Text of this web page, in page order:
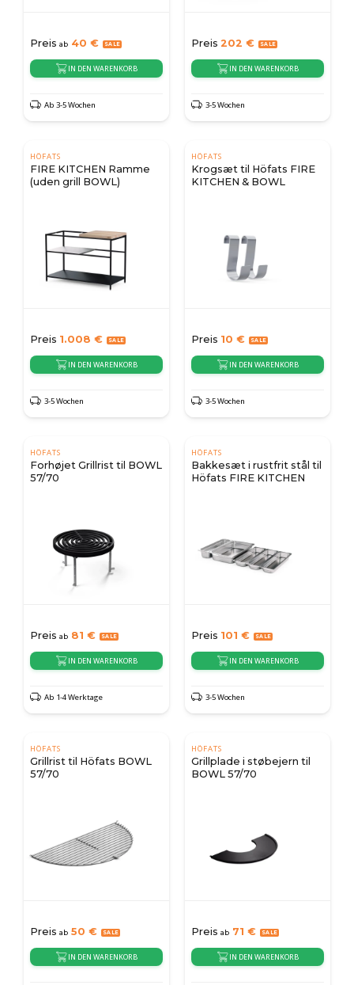
Preis ab 40 €
IN DEN WARENKORB
Ab 3-5 Wochen
Preis 202 €
IN DEN WARENKORB
3-5 Wochen
HÖFATS
FIRE KITCHEN Ramme
(uden grill BOWL)
Preis 1.008 €
IN DEN WARENKORB
3-5 Wochen
HÖFATS
Krogsæt til Höfats FIRE
KITCHEN & BOWL
Preis 10 €
IN DEN WARENKORB
3-5 Wochen
HÖFATS
Forhøjet Grillrist til BOWL
57/70
Preis ab 81 €
IN DEN WARENKORB
Ab 1-4 Werktage
HÖFATS
Bakkesæt i rustfrit stål til
Höfats FIRE KITCHEN
Preis 101 €
IN DEN WARENKORB
3-5 Wochen
HÖFATS
Grillrist til Höfats BOWL
57/70
Preis ab 50 €
IN DEN WARENKORB
HÖFATS
Grillplade i støbejern til
BOWL 57/70
Preis ab 71 €
IN DEN WARENKORB